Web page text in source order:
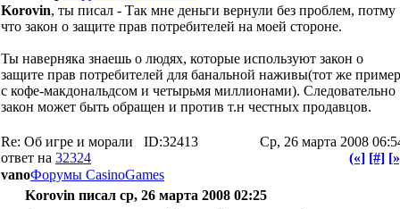
Korovin, ты писал - Так мне деньги вернули без проблем, потму
что закон о защите прав потребителей на моей стороне.
Ты наверняка знаешь о людях, которые используют закон о
защите прав потребителей для банальной наживы(тот же пример
с кофе-макдональдсом и четырьмя миллионами). Следовательно
закон может быть обращен и против т.н честных продавцов.
Re: Об игре и морали
ID:32413
ответ на 32324
Ср, 26 марта 2008
(«] [#]
vanoФорумы CasinoGames
Korovin писал ср, 26 марта 2008 02:25